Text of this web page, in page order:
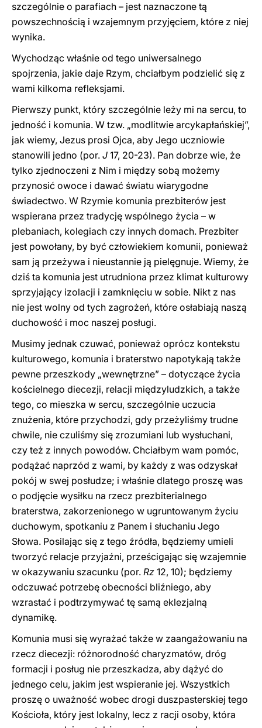
szczególnie o parafiach – jest naznaczone tą
powszechnością i wzajemnym przyjęciem, które z niej
wynika.
Wychodząc właśnie od tego uniwersalnego
spojrzenia, jakie daje Rzym, chciałbym podzielić się z
wami kilkoma refleksjami.
Pierwszy punkt, który szczególnie leży mi na sercu, to
jedność i komunia. W tzw. „modlitwie arcykapłańskiej”,
jak wiemy, Jezus prosi Ojca, aby Jego uczniowie
stanowili jedno (por. J 17, 20-23). Pan dobrze wie, że
tylko zjednoczeni z Nim i między sobą możemy
przynosić owoce i dawać światu wiarygodne
świadectwo. W Rzymie komunia prezbiterów jest
wspierana przez tradycję wspólnego życia – w
plebaniach, kolegiach czy innych domach. Prezbiter
jest powołany, by być człowiekiem komunii, ponieważ
sam ją przeżywa i nieustannie ją pielęgnuje. Wiemy, że
dziś ta komunia jest utrudniona przez klimat kulturowy
sprzyjający izolacji i zamknięciu w sobie. Nikt z nas
nie jest wolny od tych zagrożeń, które osłabiają naszą
duchowość i moc naszej posługi.
Musimy jednak czuwać, ponieważ oprócz kontekstu
kulturowego, komunia i braterstwo napotykają także
pewne przeszkody „wewnętrzne” – dotyczące życia
kościelnego diecezji, relacji międzyludzkich, a także
tego, co mieszka w sercu, szczególnie uczucia
znużenia, które przychodzi, gdy przeżyliśmy trudne
chwile, nie czuliśmy się zrozumiani lub wysłuchani,
czy też z innych powodów. Chciałbym wam pomóc,
podążać naprzód z wami, by każdy z was odzyskał
pokój w swej posłudze; i właśnie dlatego proszę was
o podjęcie wysiłku na rzecz prezbiterialnego
braterstwa, zakorzenionego w ugruntowanym życiu
duchowym, spotkaniu z Panem i słuchaniu Jego
Słowa. Posilając się z tego źródła, będziemy umieli
tworzyć relacje przyjaźni, prześcigając się wzajemnie
w okazywaniu szacunku (por. Rz 12, 10); będziemy
odczuwać potrzebę obecności bliźniego, aby
wzrastać i podtrzymywać tę samą eklezjalną
dynamikę.
Komunia musi się wyrażać także w zaangażowaniu na
rzecz diecezji: różnorodność charyzmatów, dróg
formacji i posług nie przeszkadza, aby dążyć do
jednego celu, jakim jest wspieranie jej. Wszystkich
proszę o uważność wobec drogi duszpasterskiej tego
Kościoła, który jest lokalny, lecz z racji osoby, która